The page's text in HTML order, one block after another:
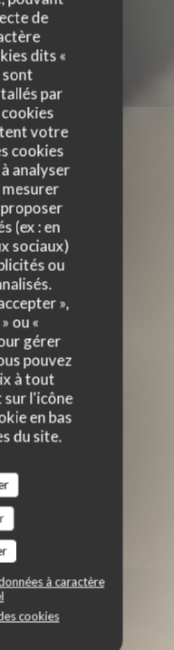
de
dits «
sont
par
votre
cookies
analyser
(ex : en
sociaux)
ou
»,
ou «
gérer
pouvez
à tout
sur l'icône
en bas
du site.
à caractère
cookies